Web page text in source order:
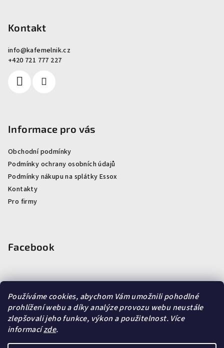
Používáme cookies, abychom Vám umožnili pohodlné
prohlížení webu a díky analýze provozu webu neustále
zlepšovali jeho funkce, výkon a použitelnost. Více
informacízde.
Kontakt
info@kafemelnik.cz
+420 721 777 227
Informace pro vás
Obchodní podmínky
Podmínky ochrany osobních údajů
Podmínky nákupu na splátky Essox
Kontakty
Pro firmy
Facebook
Vyhledávání